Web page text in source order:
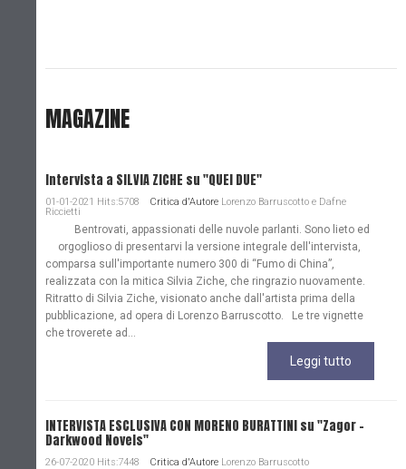
MAGAZINE
Intervista a SILVIA ZICHE su "QUEI DUE"
01-01-2021 Hits:5708 Critica d'Autore Lorenzo Barruscotto e Dafne
Riccietti
Bentrovati, appassionati delle nuvole parlanti. Sono lieto ed
orgoglioso di presentarvi la versione integrale dell'intervista,
comparsa sull'importante numero 300 di “Fumo di China”,
realizzata con la mitica Silvia Ziche, che ringrazio nuovamente.
Ritratto di Silvia Ziche, visionato anche dall'artista prima della
pubblicazione, ad opera di Lorenzo Barruscotto. Le tre vignette
che troverete ad...
Leggi tutto
INTERVISTA ESCLUSIVA CON MORENO BURATTINI su "Zagor -
Darkwood Novels"
26-07-2020 Hits:7448 Critica d'Autore Lorenzo Barruscotto